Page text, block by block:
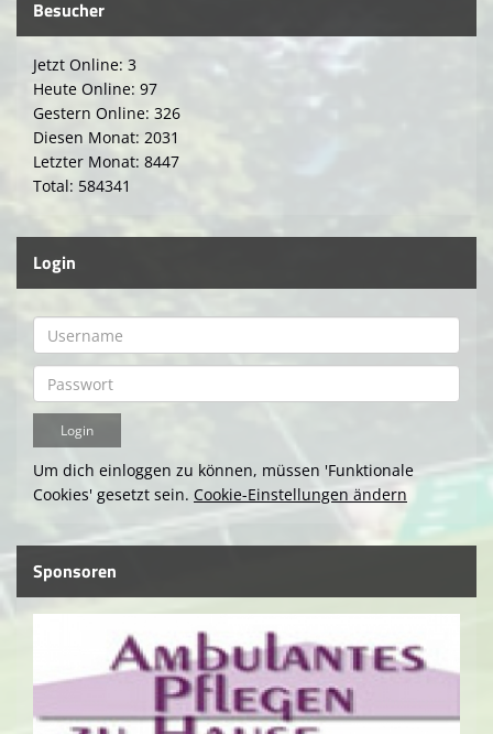
Besucher
Jetzt Online: 3
Heute Online: 97
Gestern Online: 326
Diesen Monat: 2031
Letzter Monat: 8447
Total: 584341
Login
Um dich einloggen zu können, müssen 'Funktionale
Cookies' gesetzt sein. Cookie-Einstellungen ändern
Sponsoren